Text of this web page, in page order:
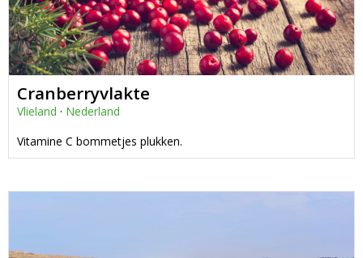
Cranberryvlakte
Vlieland · Nederland
Vitamine C bommetjes plukken.